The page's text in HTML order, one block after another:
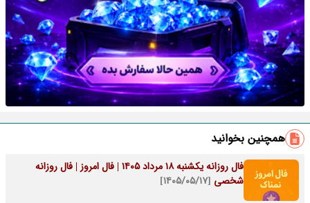
همچنین بخوانید
فال روزانه یکشنبه ۱۸ مرداد ۱۴۰۵ | فال امروز | فال روزانه
شخصی [۱۴۰۵/۰۵/۱۷]